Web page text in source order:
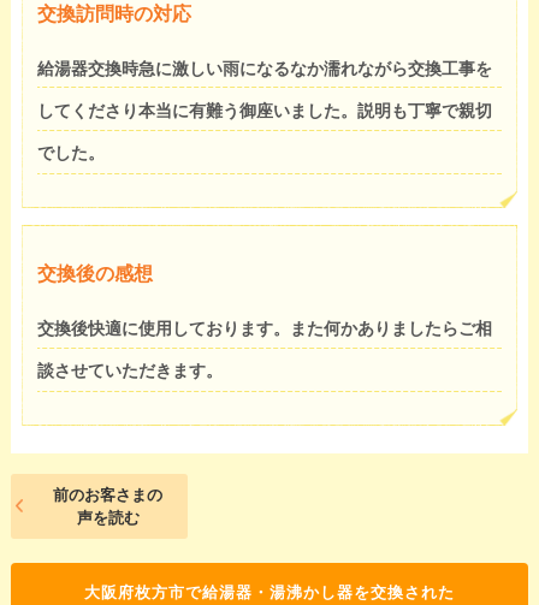
交換訪問時の対応
給湯器交換時急に激しい雨になるなか濡れながら交換工事を
してくださり本当に有難う御座いました。説明も丁寧で親切
でした。
交換後の感想
交換後快適に使用しております。また何かありましたらご相
談させていただきます。
前のお客さまの
声を読む
大阪府枚方市で給湯器・湯沸かし器を交換された